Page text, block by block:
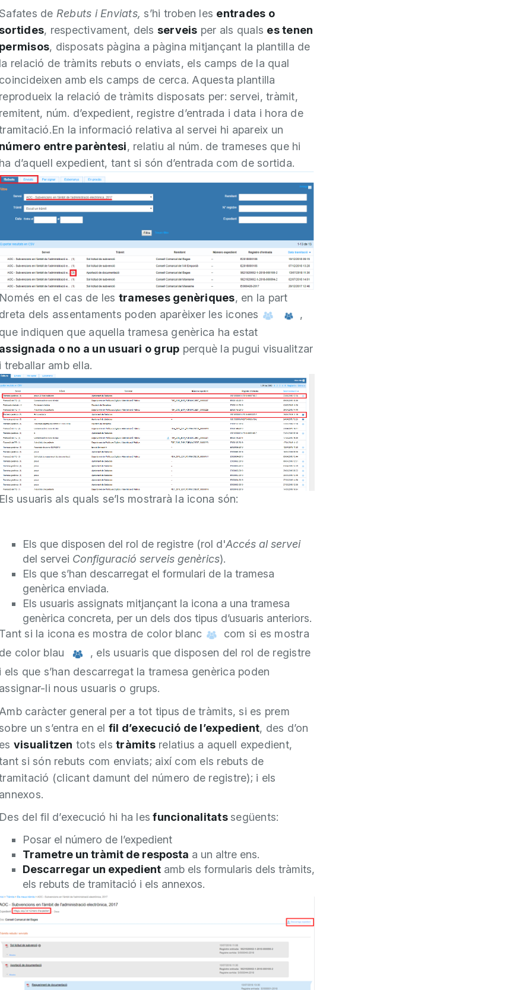
Safates de Rebuts i Enviats, s’hi troben les entrades o
sortides, respectivament, dels serveis per als quals es tenen
permisos, disposats pàgina a pàgina mitjançant la plantilla de
la relació de tràmits rebuts o enviats, els camps de la qual
coincideixen amb els camps de cerca. Aquesta plantilla
reprodueix la relació de tràmits disposats per: servei, tràmit,
remitent, núm. d’expedient, registre d’entrada i data i hora de
la informació relativa al servei hi apareix un
número entre parèntesi, relatiu al núm. de trameses que hi
ha d’aquell expedient, tant si són d’entrada com de sortida.
Només en el cas de les trameses genèriques, en la part
dreta dels assentaments poden aparèixer les icones
,
que indiquen que aquella tramesa genèrica ha estat
assignada o no a un usuari o grup perquè la pugui visualitzar
i treballar amb ella.
Els usuaris als quals se’ls mostrarà la icona són:
Els que disposen del rol de registre (rol d'Accés al servei
del servei Configuració serveis genèrics).
Els que s’han descarregat el formulari de la tramesa
genèrica enviada.
Els usuaris assignats mitjançant la icona a una tramesa
genèrica concreta, per un dels dos tipus d’usuaris anteriors.
Tant si la icona es mostra de color blanc
com si es mostra
de color blau
, els usuaris que disposen del rol de registre
i els que s’han descarregat la tramesa genèrica poden
assignar-li nous usuaris o grups.
Amb caràcter general per a tot tipus de tràmits, si es prem
sobre un s’entra en el fil d’execució de l’expedient, des d’on
es visualitzen tots els tràmitsrelatius a aquell expedient,
si són rebuts com enviats; així com els rebuts de
(clicant damunt del número de registre); i els
annexos.
Des del fil d’execució hi ha les funcionalitats següents:
Posar el número de l’expedient
Trametre un tràmit de resposta a un altre ens.
Descarregar un expedient amb els formularis dels tràmits,
els rebuts de tramitació i els annexos.